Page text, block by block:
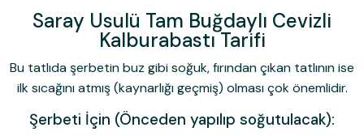
Saray Usulü Tam Buğdaylı Cevizli
Kalburabastı Tarifi
Bu tatlıda şerbetin buz gibi soğuk, fırından çıkan tatlının ise
ilk sıcağını atmış (kaynarlığı geçmiş) olması çok önemlidir.
Şerbeti İçin (Önceden yapılıp soğutulacak):